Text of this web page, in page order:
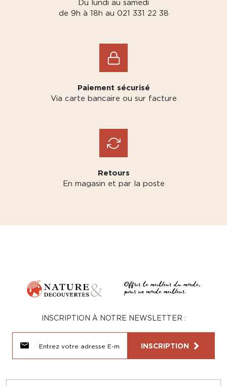
Du lundi au samedi
de 9h à 18h au 021 331 22 38
Paiement sécurisé
Via carte bancaire ou sur facture
Retours
En magasin et par la poste
INSCRIPTION À NOTRE NEWSLETTER :
INSCRIPTION